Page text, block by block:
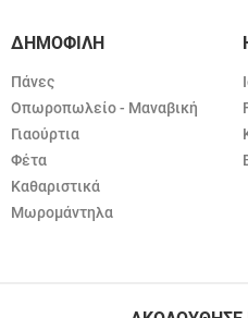
ΔΗΜΟΦΙΛΗ
Πάνες
Οπωροπωλείο - Μαναβική
Γιαούρτια
Φέτα
Καθαριστικά
Μωρομάντηλα